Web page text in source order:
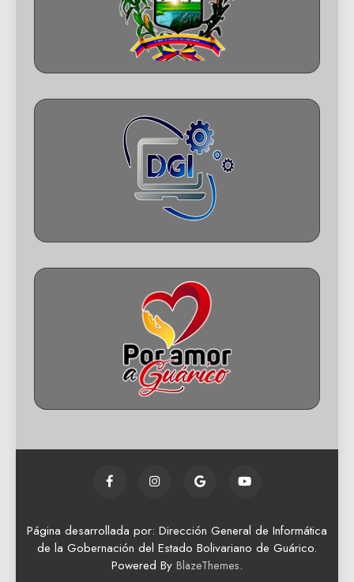
Página desarrollada por: Dirección General de Informática
de la Gobernación del Estado Bolivariano de Guárico.
Powered By BlazeThemes.